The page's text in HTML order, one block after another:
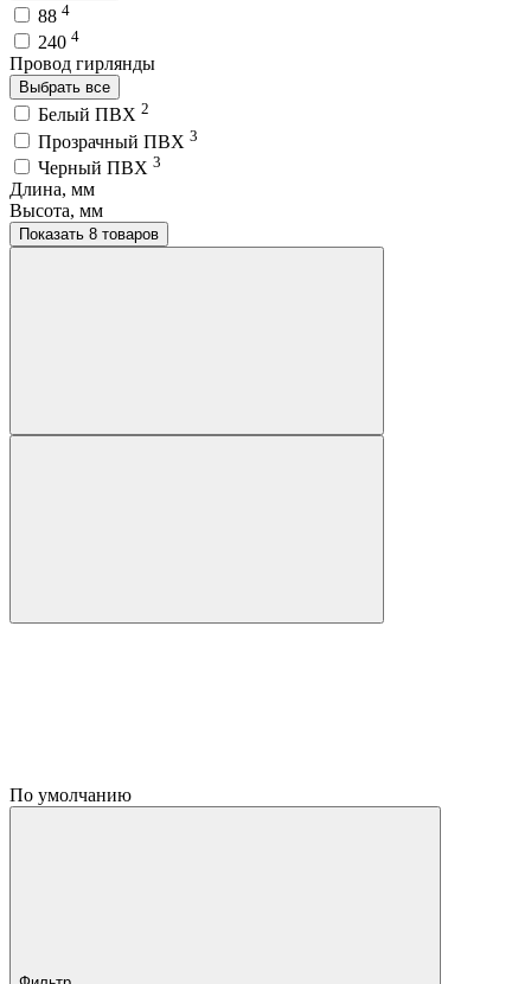
88 4
240 4
Провод гирлянды
Выбрать все
Белый ПВХ 2
Прозрачный ПВХ 3
Черный ПВХ 3
Длина, мм
Высота, мм
Показать 8 товаров
По умолчанию